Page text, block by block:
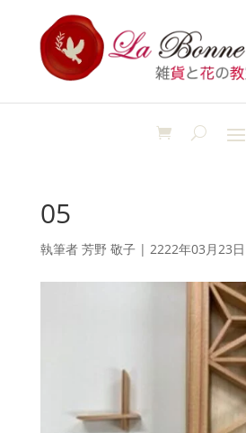
05
執筆者 芳野 敬子| 2222年03月23日